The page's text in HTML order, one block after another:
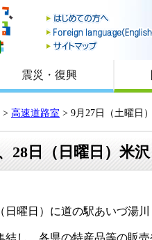
震災・復興
> 高速道路室 > 9月27日（土曜日
28日（日曜日）米
曜日）に道の駅あいづ湯
し、各県の特産品等の販